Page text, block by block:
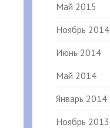
Май 2015
Ноябрь 2014
Июнь 2014
Май 2014
Январь 2014
Ноябрь 2013